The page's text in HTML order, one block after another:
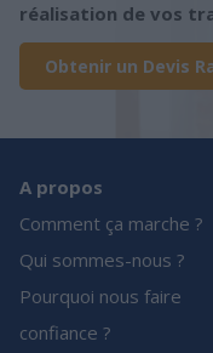
réalisation de vos
Obtenir un Devis
A propos
Comment ça marche ?
Qui sommes-nous ?
Pourquoi nous faire
confiance ?